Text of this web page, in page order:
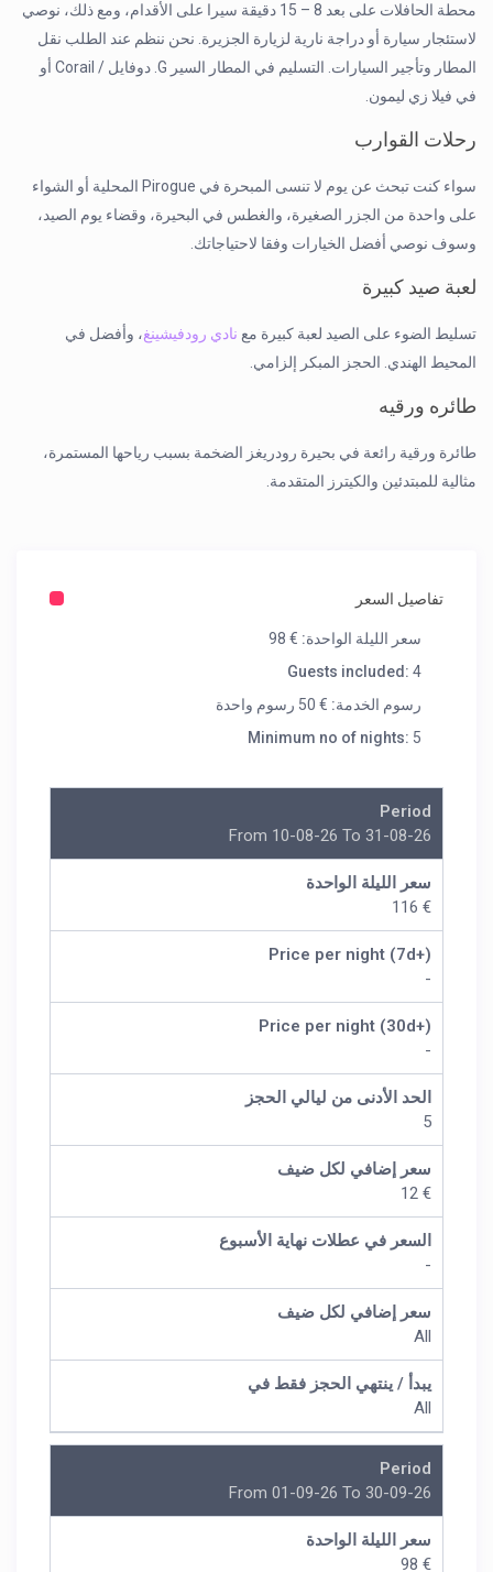
محطة الحافلات على بعد 8 – 15 دقيقة سيرا على الأقدام، ومع ذلك، نوصي
لاستئجار سيارة أو دراجة نارية لزيارة الجزيرة. نحن ننظم عند الطلب نقل
المطار وتأجير السيارات. التسليم في المطار السير G. دوفايل / Corail أو
في فيلا زي ليمون.
رحلات القوارب
سواء كنت تبحث عن يوم لا تنسى المبحرة في Pirogue المحلية أو الشواء
على واحدة من الجزر الصغيرة، والغطس في البحيرة، وقضاء يوم الصيد،
وسوف نوصي أفضل الخيارات وفقا لاحتياجاتك.
لعبة صيد كبيرة
تسليط الضوء على الصيد لعبة كبيرة مع نادي رودفيشينغ، وأفضل في
المحيط الهندي. الحجز المبكر إلزامي.
طائره ورقيه
طائرة ورقية رائعة في بحيرة رودريغز الضخمة بسبب رياحها المستمرة،
مثالية للمبتدئين والكيترز المتقدمة.
تفاصيل السعر
سعر الليلة الواحدة: € 98
Guests included: 4
رسوم الخدمة: € 50 رسوم واحدة
Minimum no of nights: 5
Period
From 10-08-26 To 31-08-26
سعر الليلة الواحدة
€ 116
Price per night (7d+)
-
Price per night (30d+)
-
الحد الأدنى من ليالي الحجز
5
سعر إضافي لكل ضيف
€ 12
السعر في عطلات نهاية الأسبوع
-
سعر إضافي لكل ضيف
All
يبدأ / ينتهي الحجز فقط في
All
Period
From 01-09-26 To 30-09-26
سعر الليلة الواحدة
€ 98